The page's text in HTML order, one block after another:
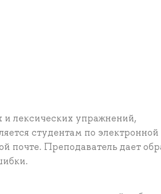
и лексических упражнений,
студентам по электронной
почте. Преподаватель дает